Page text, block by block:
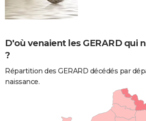
D'où venaient les GERARD qui
?
Répartition des GERARD décédés par
naissance.